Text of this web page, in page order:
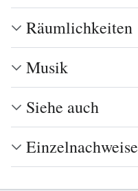
Räumlichkeiten
Musik
Siehe auch
Einzelnachweise